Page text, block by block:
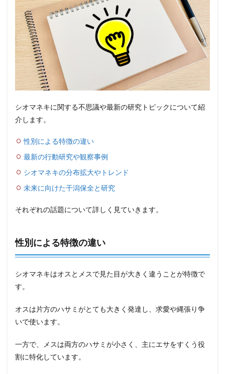
シオマネキに関する不思議や最新の研究トピックについて紹
介します。
性別による特徴の違い
最新の行動研究や観察事例
シオマネキの分布拡大やトレンド
未来に向けた干潟保全と研究
それぞれの話題について詳しく見ていきます。
性別による特徴の違い
シオマネキはオスとメスで見た目が大きく違うことが特徴で
す。
オスは片方のハサミがとても大きく発達し、求愛や縄張り争
いで使います。
一方で、メスは両方のハサミが小さく、主にエサをすくう役
割に特化しています。